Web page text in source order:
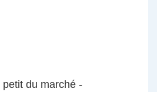
du marché -